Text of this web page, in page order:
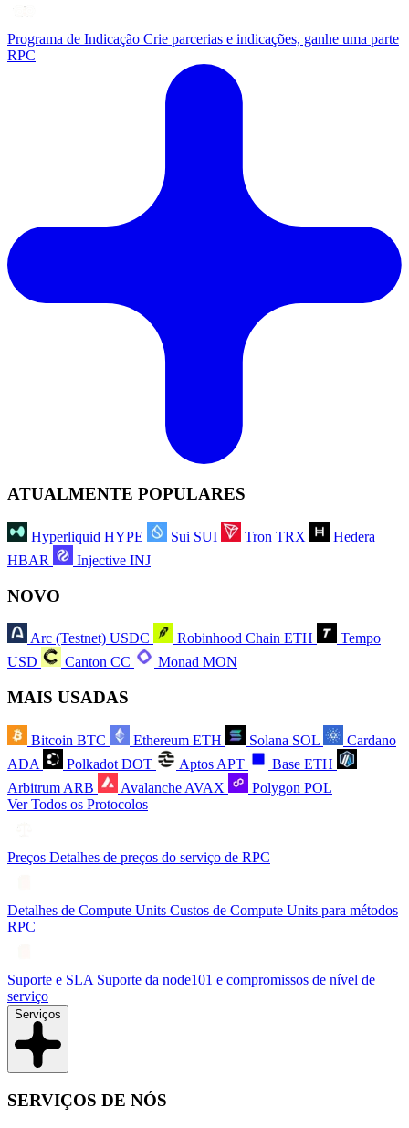
Programa de Indicação Crie parcerias e indicações, ganhe uma parte
RPC
ATUALMENTE POPULARES
Hyperliquid HYPE Sui SUI Tron TRX
Hedera
HBAR
Injective INJ
NOVO
Arc (Testnet) USDC Robinhood Chain ETH
Tempo
USD
Canton CC Monad MON
MAIS USADAS
Bitcoin BTC Ethereum ETH Solana SOL
Cardano
ADA
Polkadot DOT Aptos APT Base ETH
Arbitrum ARB Avalanche AVAX Polygon POL
Ver Todos os Protocolos
Preços Detalhes de preços do serviço de RPC
Detalhes de Compute Units Custos de Compute Units para métodos
RPC
Suporte e SLA Suporte da node101 e compromissos de nível de
serviço
Serviços
SERVIÇOS DE NÓS